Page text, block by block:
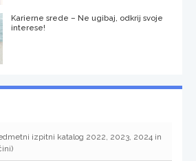
Karierne srede – Ne ugibaj, odkrij svoje
interese!
izpitni katalog 2022, 2023, 2024 in